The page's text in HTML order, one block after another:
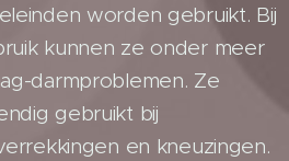
worden gebruikt. Bij
kunnen ze onder meer
darmproblemen. Ze
gebruikt bij
en kneuzingen.